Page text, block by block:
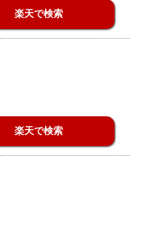
楽天で検索
楽天で検索